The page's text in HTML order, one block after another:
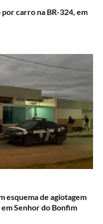
carro na BR-324, em
esquema de agiotagem
Senhor do Bonfim